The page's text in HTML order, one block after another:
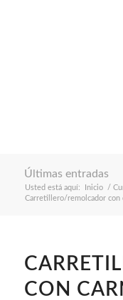
Últimas entradas
Usted está aquí: Inicio /
Carretillero/remolcador con
CON